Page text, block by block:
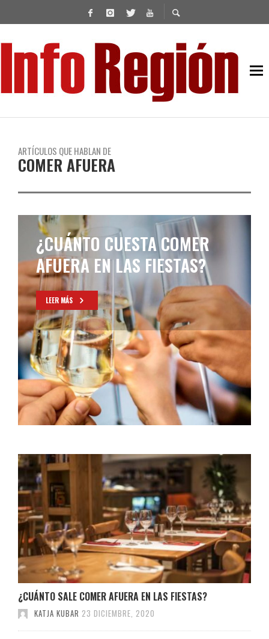
ARTÍCULOS QUE HABLAN DE
COMER AFUERA
¿CUÁNTO CUESTA COMER
AFUERA EN LAS FIESTAS?
LEER MÁS
¿CUÁNTO SALE COMER AFUERA EN LAS FIESTAS?
KATJA KUBAR 23 DICIEMBRE, 2020